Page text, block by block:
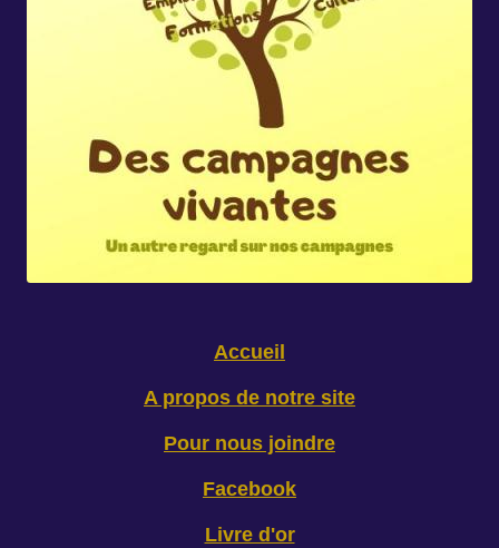
Accueil
A propos de notre site
Pour nous joindre
Facebook
Livre d'or